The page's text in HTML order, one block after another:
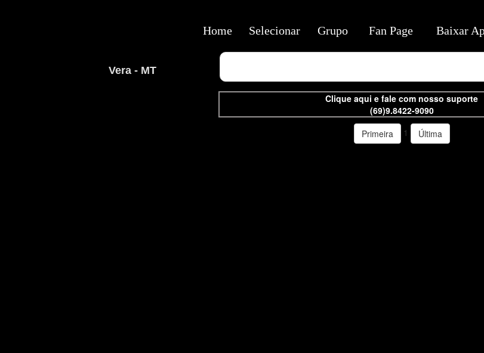
Vera - MT
Clique aqui e fale com nosso suporte
(69)9.8422-9090
Primeira
1 Última
Home Selecionar Grupo Fan Page Baixar